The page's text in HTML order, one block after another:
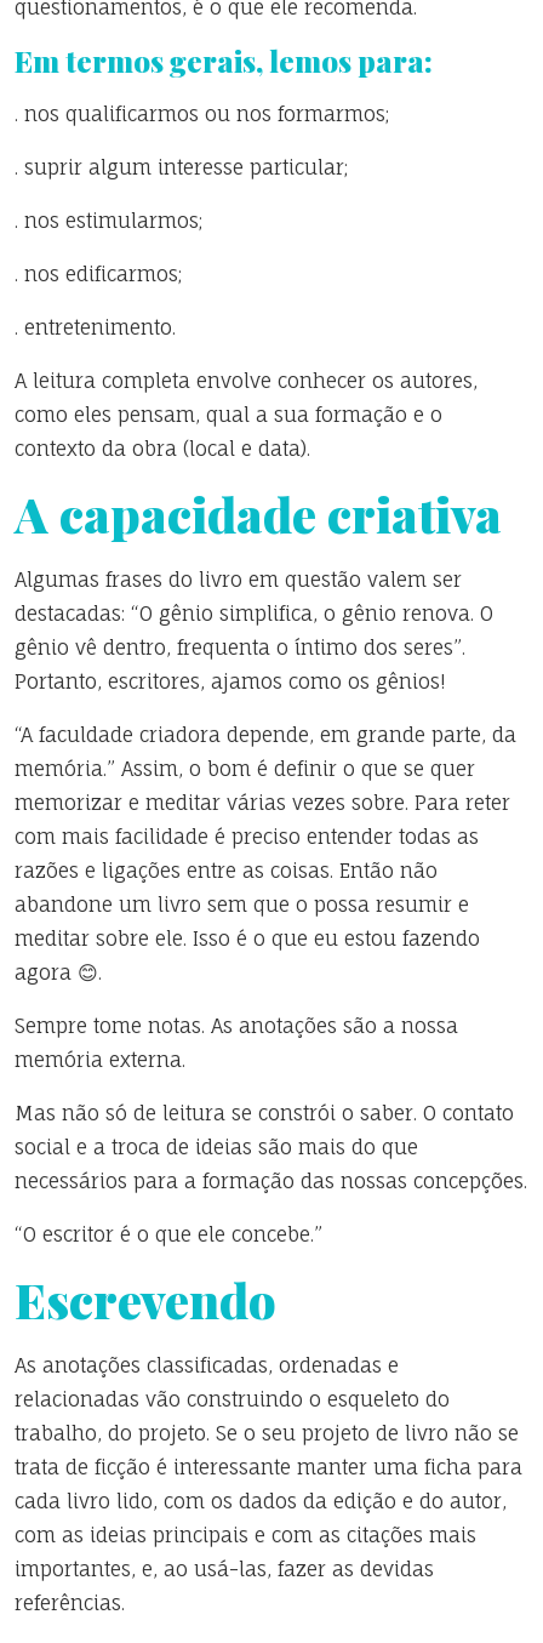
questionamentos, é o que ele recomenda.
Em termos gerais, lemos para:
. nos qualificarmos ou nos formarmos;
. suprir algum interesse particular;
. nos estimularmos;
. nos edificarmos;
. entretenimento.
A leitura completa envolve conhecer os autores,
como eles pensam, qual a sua formação e o
contexto da obra (local e data).
A capacidade criativa
Algumas frases do livro em questão valem ser
destacadas: “O gênio simplifica, o gênio renova. O
gênio vê dentro, frequenta o íntimo dos seres”.
Portanto, escritores, ajamos como os gênios!
“A faculdade criadora depende, em grande parte, da
memória.” Assim, o bom é definir o que se quer
memorizar e meditar várias vezes sobre. Para reter
com mais facilidade é preciso entender todas as
razões e ligações entre as coisas. Então não
abandone um livro sem que o possa resumir e
meditar sobre ele. Isso é o que eu estou fazendo
agora 😊.
Sempre tome notas. As anotações são a nossa
memória externa.
Mas não só de leitura se constrói o saber. O contato
social e a troca de ideias são mais do que
necessários para a formação das nossas concepções.
“O escritor é o que ele concebe.”
Escrevendo
As anotações classificadas, ordenadas e
relacionadas vão construindo o esqueleto do
trabalho, do projeto. Se o seu projeto de livro não se
trata de ficção é interessante manter uma ficha para
cada livro lido, com os dados da edição e do autor,
com as ideias principais e com as citações mais
importantes, e, ao usá-las, fazer as devidas
referências.